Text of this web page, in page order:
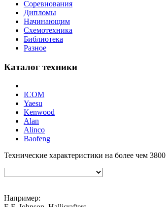
Соревнования
Дипломы
Начинающим
Схемотехника
Библиотека
Разное
Каталог техники
ICOM
Yaesu
Kenwood
Alan
Alinco
Baofeng
Технические характеристики на более чем 3800
Например: